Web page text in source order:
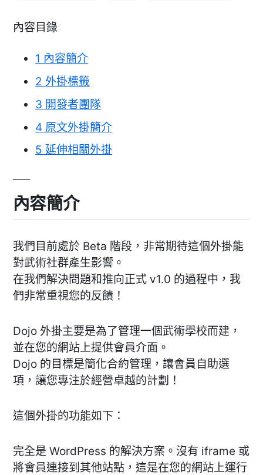
內容目錄
1 內容簡介
2 外掛標籤
3 開發者團隊
4 原文外掛簡介
5 延伸相關外掛
內容簡介
我們目前處於 Beta 階段，非常期待這個外掛能
對武術社群產生影響。
在我們解決問題和推向正式 v1.0 的過程中，我
們非常重視您的反饋！
Dojo 外掛主要是為了管理一個武術學校而建，
並在您的網站上提供會員介面。
Dojo 的目標是簡化合約管理，讓會員自助選
項，讓您專注於經營卓越的計劃！
這個外掛的功能如下：
完全是 WordPress 的解決方案。沒有 iframe 或
將會員連接到其他站點，這是在您的網站上運行